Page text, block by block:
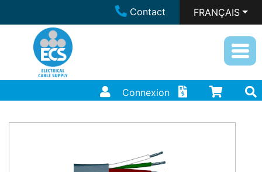
Contact FRANÇAIS
Connexion